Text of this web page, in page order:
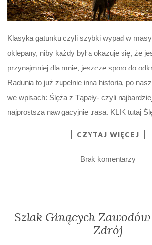
Klasyka gatunku czyli szybki wypad w
oklepany, niby każdy był a okazuje się, że
przynajmniej dla mnie, jeszcze sporo do
Radunia to już zupełnie inna historia, po
we wpisach: Ślęża z Tąpały- czyli
najprostsza nawigacyjnie trasa. KLIK tutaj
CZYTAJ WIĘCEJ
Brak komentarzy
Szlak Ginących
Zdrój